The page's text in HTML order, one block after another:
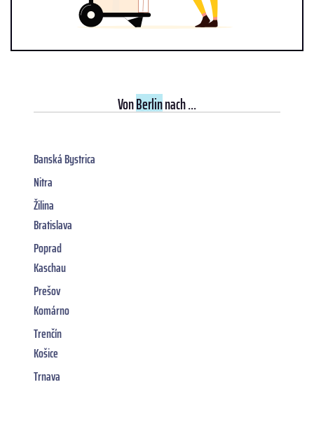
VonBerlinnach ...
Banská Bystrica
Nitra
Žilina
Bratislava
Poprad
Kaschau
Prešov
Komárno
Trenčín
Košice
Trnava